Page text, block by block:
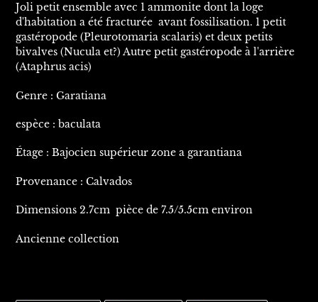
panier
Joli petit ensemble avec 1 ammonite dont la loge
d'habitation a été fracturée avant fossilisation. 1 petit
gastéropode (Pleurotomaria scalaris) et deux petits
bivalves (Nucula et?) Autre petit gastéropode à l'arrière
(Ataphrus acis)
Genre : Garatiana
espèce : baculata
Étage : Bajocien supérieur zone a garantiana
Provenance : Calvados
Dimensions 2.7cm pièce de 7.5/5.5cm environ
Ancienne collection